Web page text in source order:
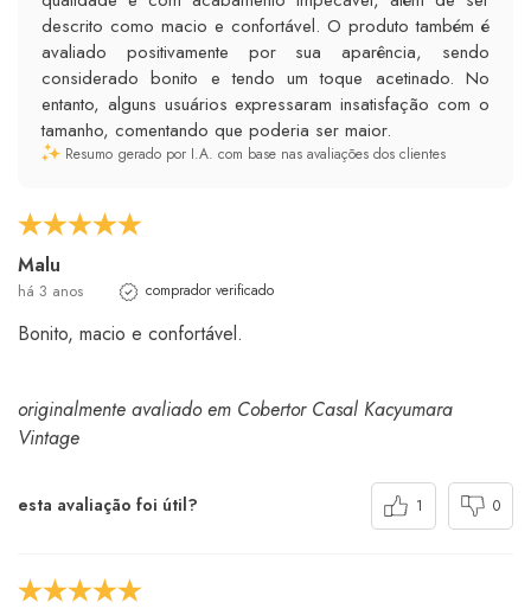
descrito como macio e confortável. O produto também é
avaliado positivamente por sua aparência, sendo
considerado bonito e tendo um toque acetinado. No
entanto, alguns usuários expressaram insatisfação com o
tamanho, comentando que poderia ser maior.
Resumo gerado por I.A. com base nas avaliações dos clientes
Malu
há 3 anos comprador verificado
Bonito, macio e confortável.
originalmente avaliado em Cobertor Casal Kacyumara
Vintage
esta avaliação foi útil? 1 0